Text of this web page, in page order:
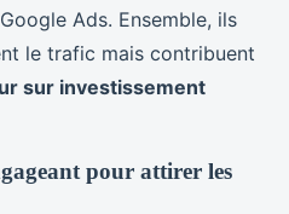
Ads. Ensemble, ils
le trafic mais contribuent
sur investissement
pour attirer les